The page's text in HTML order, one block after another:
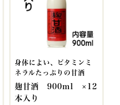
身体によい、ビタミンミ
ネラルたっぷりの甘酒
麹甘酒 900ml ×12
本入り